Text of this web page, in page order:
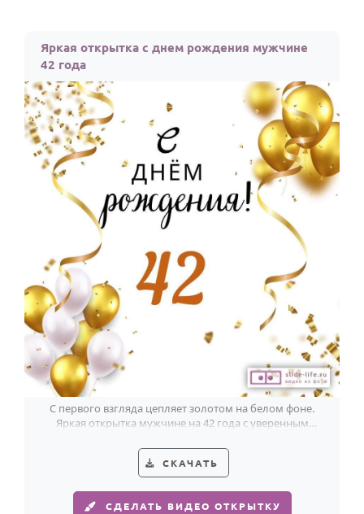
Яркая открытка с днем рождения мужчине
42 года
С первого взгляда цепляет золотом на белом фоне.
Яркая открытка мужчине на 42 года с уверенным
СКАЧАТЬ
СДЕЛАТЬ ВИДЕО ОТКРЫТКУ